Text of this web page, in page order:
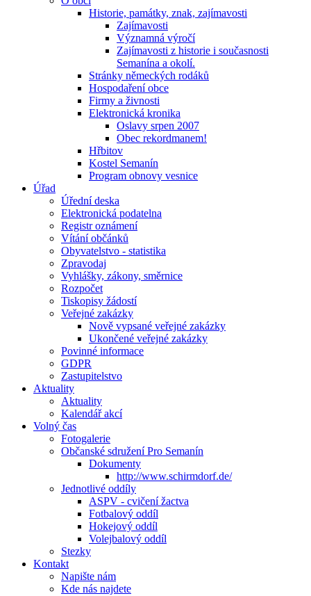
Historie, památky, znak, zajímavosti
Zajímavosti
Významná výročí
Zajímavosti z historie i současnosti
Semanína a okolí.
Stránky německých rodáků
Hospodaření obce
Firmy a živnosti
Elektronická kronika
Oslavy srpen 2007
Obec rekordmanem!
Hřbitov
Kostel Semanín
Program obnovy vesnice
Úřad
Úřední deska
Elektronická podatelna
Registr oznámení
Vítání občánků
Obyvatelstvo - statistika
Zpravodaj
Vyhlášky, zákony, směrnice
Rozpočet
Tiskopisy žádostí
Veřejné zakázky
Nově vypsané veřejné zakázky
Ukončené veřejné zakázky
Povinné informace
GDPR
Zastupitelstvo
Aktuality
Aktuality
Kalendář akcí
Volný čas
Fotogalerie
Občanské sdružení Pro Semanín
Dokumenty
http://www.schirmdorf.de/
Jednotlivé oddíly
ASPV - cvičení žactva
Fotbalový oddíl
Hokejový oddíl
Volejbalový oddíl
Stezky
Kontakt
Napište nám
Kde nás najdete